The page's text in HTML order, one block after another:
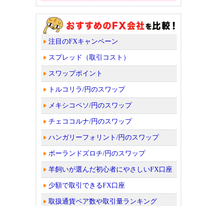
注目のFXキャンペーン
スプレッド（取引コスト）
スワップポイント
トルコリラ/円のスワップ
メキシコペソ/円のスワップ
チェココルナ/円のスワップ
ハンガリーフォリント/円のスワップ
ポーランドズロチ/円のスワップ
羊飼いが選んだ初心者にやさしいFX口座
少額で取引できるFX口座
取扱通貨ペア数や取引量ランキング